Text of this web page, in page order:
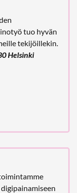
tuo hyvän
tekijöillekin.
Helsinki